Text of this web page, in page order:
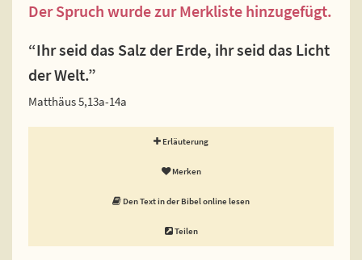
Der Spruch wurde zur Merkliste hinzugefügt.
“Ihr seid das Salz der Erde, ihr seid das Licht
der Welt.”
Matthäus 5,13a-14a
Erläuterung
Merken
Den Text in der Bibel online lesen
Teilen